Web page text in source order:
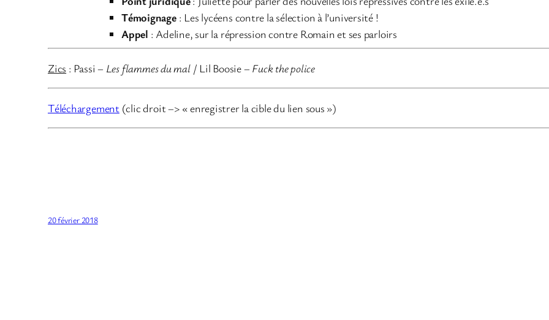
Témoignage: Les lycéens contre la sélection à l’université !
Appel : Adeline, sur la répression contre Romain et ses parloirs
Zics : Passi – Les flammes du mal / Lil Boosie – Fuck the police
Téléchargement(clic droit –> « enregistrer la cible du lien sous »)
20 février 2018